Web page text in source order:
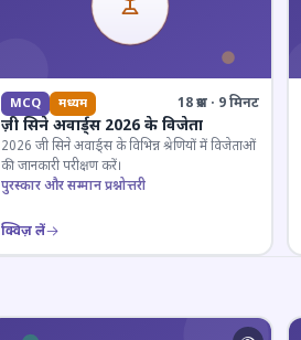
MCQ मध्यम 18 प्रश्न · 9 मिनट
ज़ी सिने अवार्ड्स 2026 के विजेता
2026 जी सिने अवार्ड्स के विभिन्न श्रेणियों में विजेताओं
की जानकारी परीक्षण करें।
पुरस्कार और सम्मान प्रश्नोत्तरी
क्विज़ लें